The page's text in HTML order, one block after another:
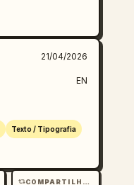
21/04/2026
EN
Texto / Tipografia
COMPARTILHAMENTOS